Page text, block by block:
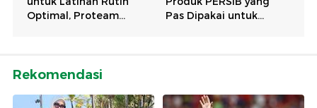
Rekomendasi